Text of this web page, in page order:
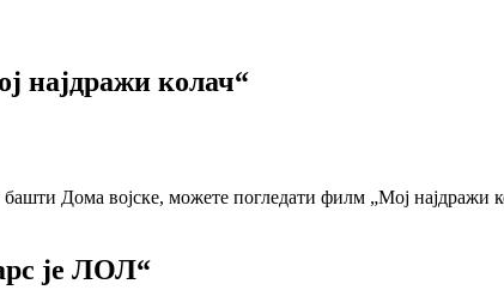
колач“
Дома војске, можете погледати филм „Мој најдражи
је ЛОЛ“